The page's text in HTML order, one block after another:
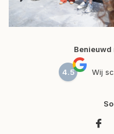
Benieuwd
4.5 Wij